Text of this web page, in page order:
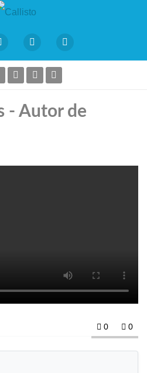
- Autor de
0 0